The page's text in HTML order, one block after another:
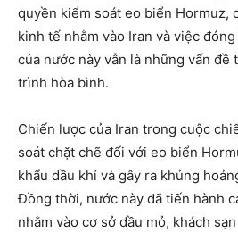
quyền kiểm soát eo biển Hormuz,
kinh tế nhằm vào Iran và việc
của nước này vẫn là những vấn đề
trình hòa bình.
Chiến lược của Iran trong cuộc
soát chặt chẽ đối với eo biển
khẩu dầu khí và gây ra khủng
Đồng thời, nước này đã tiến hành
nhằm vào cơ sở dầu mỏ, khách